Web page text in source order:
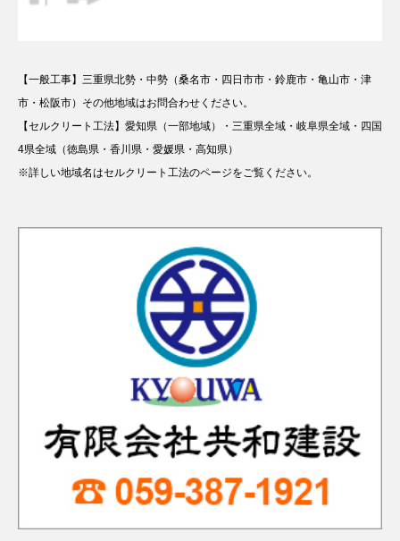
【一般工事】三重県北勢・中勢（桑名市・四日市市・鈴鹿市・亀山市・津
市・松阪市）その他地域はお問合わせください。
【セルクリート工法】愛知県（一部地域）・三重県全域・岐阜県全域・四国
4県全域（徳島県・香川県・愛媛県・高知県）
※詳しい地域名はセルクリート工法のページをご覧ください。